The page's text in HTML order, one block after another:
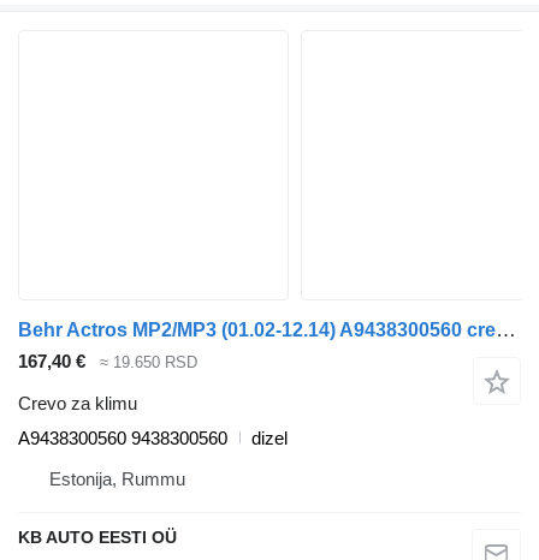
Behr Actros MP2/MP3 (01.02-12.14) A9438300560 crevo za klimu za Mercedes-Benz Actros, Axor MP1, MP2, MP3 (1996-2014) kamiona
167,40 € ≈ 19.650 RSD
Crevo za klimu
A9438300560 9438300560
dizel
Estonija, Rummu
KB AUTO EESTI OÜ